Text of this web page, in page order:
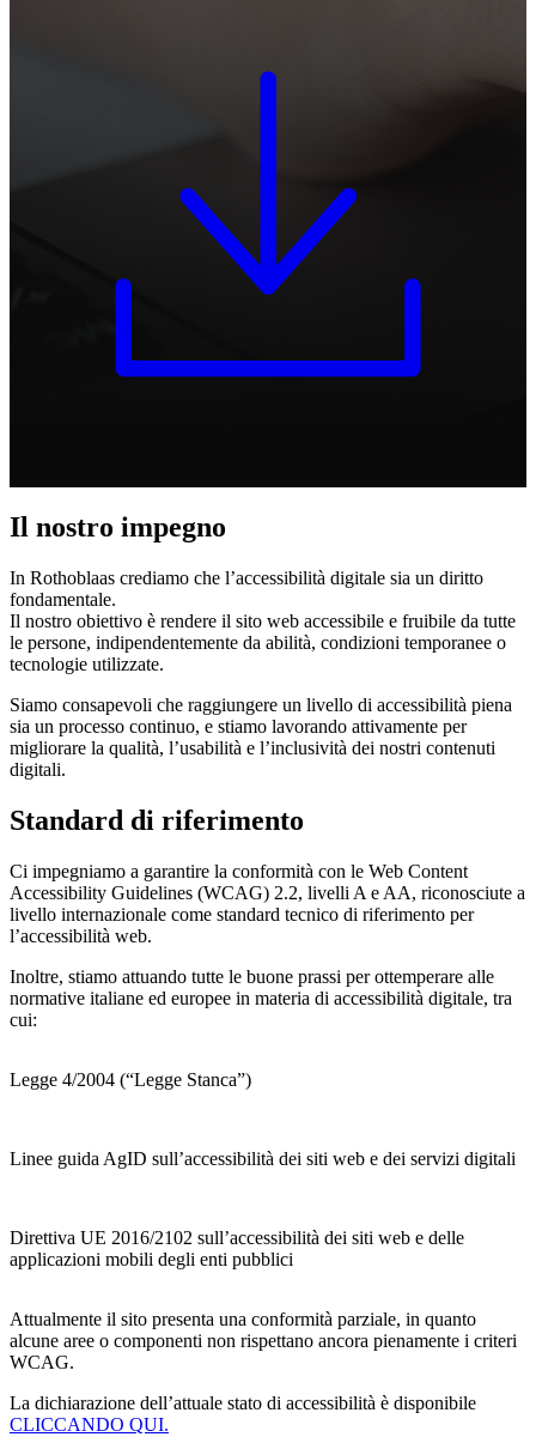
Il nostro impegno
In Rothoblaas crediamo che l’accessibilità digitale sia un diritto
fondamentale.
Il nostro obiettivo è rendere il sito web accessibile e fruibile da tutte
le persone, indipendentemente da abilità, condizioni temporanee o
tecnologie utilizzate.
Siamo consapevoli che raggiungere un livello di accessibilità piena
sia un processo continuo, e stiamo lavorando attivamente per
migliorare la qualità, l’usabilità e l’inclusività dei nostri contenuti
digitali.
Standard di riferimento
Ci impegniamo a garantire la conformità con le Web Content
Accessibility Guidelines (WCAG) 2.2, livelli A e AA, riconosciute a
livello internazionale come standard tecnico di riferimento per
l’accessibilità web.
Inoltre, stiamo attuando tutte le buone prassi per ottemperare alle
normative italiane ed europee in materia di accessibilità digitale, tra
cui:
Legge 4/2004 (“Legge Stanca”)
Linee guida AgID sull’accessibilità dei siti web e dei servizi digitali
Direttiva UE 2016/2102 sull’accessibilità dei siti web e delle
applicazioni mobili degli enti pubblici
Attualmente il sito presenta una conformità parziale, in quanto
alcune aree o componenti non rispettano ancora pienamente i criteri
WCAG.
La dichiarazione dell’attuale stato di accessibilità è disponibile
CLICCANDO QUI.